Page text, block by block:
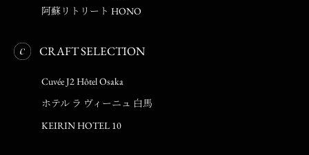
阿蘇リトリート HONO
CRAFT SELECTION
Cuvée J2 Hôtel Osaka
ホテル ラ ヴィーニュ 白馬
KEIRIN HOTEL 10